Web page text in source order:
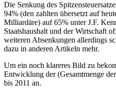
Die Senkung des
94% (den zahlten übersetzt auf
Milliardäre) auf 65% unter J.F.
Staatshaushalt und der Wirtschaft
weiteren Absenkungen allerdings
dazu in anderen Artikeln mehr.
Um ein noch klareres Bild zu
Entwicklung der (Gesamtmenge
bis 2011 an.